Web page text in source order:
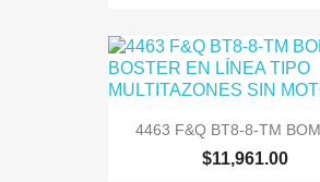
4463 F&Q BT8-8-TM
$11,961.00